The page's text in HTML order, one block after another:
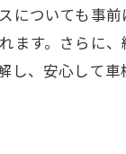
ついても事
す。さらに
、安心して